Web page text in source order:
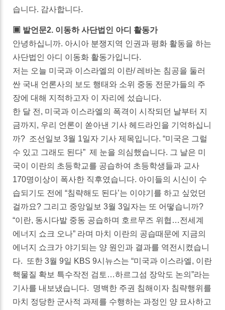
습니다. 감사합니다.
▣ 발언문2. 이동하 사단법인 아디 활동가
안녕하십니까. 아시아 분쟁지역 인권과 평화 활동을 하는
사단법인 아디 이동화 활동가입니다.
저는 오늘 미국과 이스라엘의 이란/ 레바논 침공을 둘러
싼 국내 언론사의 보도 행태와 소위 중동 전문가들의 주
장에 대해 지적하고자 이 자리에 섰습니다.
한 달 전, 미국과 이스라엘의 폭격이 시작되던 날부터 지
금까지, 우리 언론이 쏟아낸 기사 헤드라인을 기억하십니
까? 조선일보 3월 1일자 기사 제목입니다. “미국은 그럴
수 있고 그래도 된다” 제 눈을 의심했습니다. 그 날은 미
국이 이란의 초등학교를 공습하여 초등학생들과 교사
170명이상이 폭사한 직후였습니다. 아이들의 시신이 수
습되기도 전에 “침략해도 된다’는 이야기를 하고 싶었던
걸까요? 그리고 중앙일보 3월 3일자는 또 어떻습니까?
“이란, 동시다발 중동 공습하며 호르무즈 위협…전세계
에너지 쇼크 오나” 라며 마치 이란의 공습때문에 지금의
에너지 쇼크가 야기되는 양 원인과 결과를 역전시켰습니
다. 또한 3월 9일 KBS 9시뉴스는 “미국과 이스라엘, 이란
핵물질 확보 특수작전 검토…하르그섬 장악도 논의”라는
기사를 내보냈습니다. 명백한 주권 침해이자 침략행위를
마치 정당한 군사적 과제를 수행하는 과정인 양 묘사하고